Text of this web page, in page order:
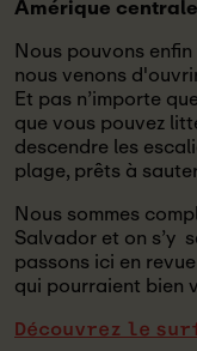
Amérique
Nous pouvons
nous venons
Et pas n’importe
que vous pouvez
descendre les
plage, prêts à
Nous sommes
Salvador et on s’y
passons ici en
qui pourraient bien
Découvrez le